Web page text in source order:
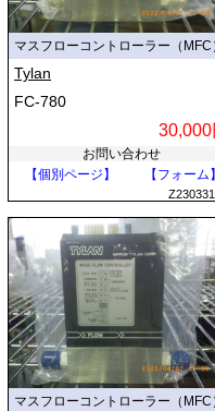
マスフローコントローラー（MFC
Tylan
FC-780
30,000
お問い合わせ
【個別ページ】
【フォーム】
マスフローコントローラー（MFC